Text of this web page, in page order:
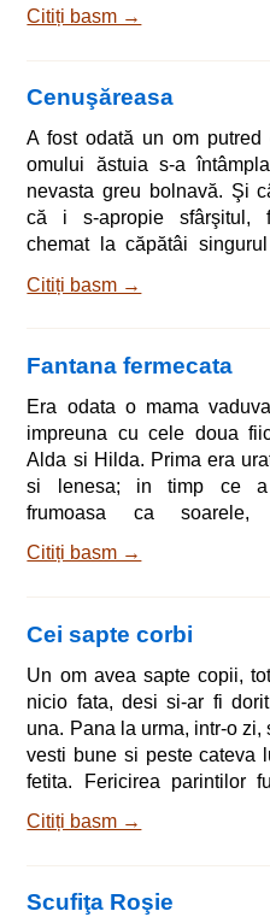
o ţinea gura: - Magiun!
şi, scoţându-şi căpăţâna pe
zise: - Ia vino sus la
dragă! Presimt c-o să-ţi
toată marfa… Femeia urcă
Citiți basm →
Cenuşăreasa
A fost odată un om putred
omului ăstuia s-a
nevasta greu bolnavă. Şi
că i s-apropie sfârşitul,
chemat la căpătâi
s-ar întâmpla, cată să fii
şi închise ochii pentru
ducea în fiecare zi la
amar la mormântul maică-
iarna, zăpada se aşt
Citiți basm →
Fantana fermecata
Era odata o mama
impreuna cu cele doua
Alda si Hilda. Prima era
si lenesa; in timp ce
frumoasa ca
fata, iar pe cea de-a doua o
torcea langa fantana, isi
si manji fusul cu sange.
dar fusul ii scapa din
fantana. Fata planse mult
Citiți basm →
Cei sapte corbi
Un om avea sapte copii,
nicio fata, desi si-ar fi
una. Pana la urma, intr-o zi,
vesti bune si peste cateva
fetita. Fericirea parintilor
parintii hotarara sa o boteze
Citiți basm →
Scufiţa Roşie